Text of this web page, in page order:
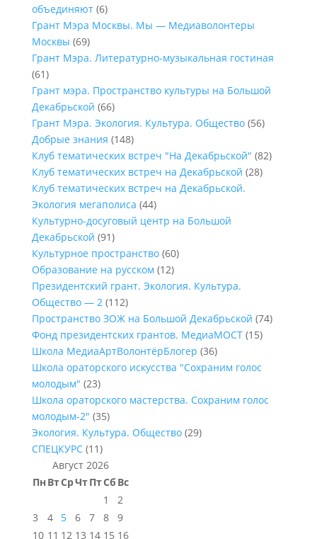
объединяют(6)
Грант Мэра Москвы. Мы — Медиаволонтеры
Москвы (69)
Грант Мэра. Литературно-музыкальная гостиная
(61)
Грант мэра. Пространство культуры на Большой
Декабрьской (66)
Грант Мэра. Экология. Культура. Общество(56)
Добрые знания (148)
Клуб тематических встреч "На Декабрьской" (82)
Клуб тематических встреч на Декабрьской (28)
Клуб тематических встреч на Декабрьской.
Экология мегаполиса (44)
Культурно-досуговый центр на Большой
Декабрьской (91)
Культурное пространство(60)
Образование на русском (12)
Президентский грант. Экология. Культура.
Общество — 2 (112)
Пространство ЗОЖ на Большой Декабрьской (74)
Фонд президентских грантов. МедиаМОСТ(15)
Школа МедиаАртВолонтёрБлогер (36)
Школа ораторского искусства "Сохраним голос
молодым" (23)
Школа ораторского мастерства. Сохраним голос
молодым-2" (35)
Экология. Культура. Общество(29)
СПЕЦКУРС(11)
Август 2026
ПнВтСрЧтПтСб Вс
1
2
3
4 5 6 7 8
9
10 11 12 13 14 15 16